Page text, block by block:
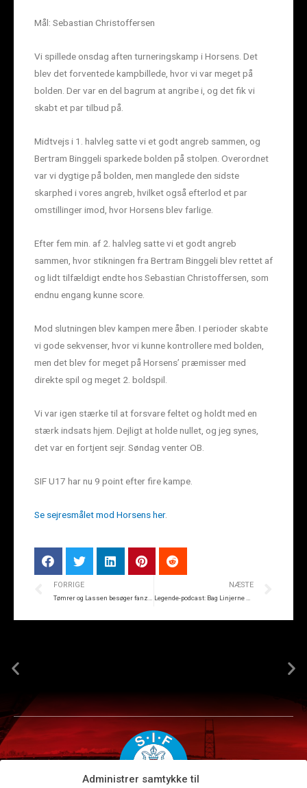
Administrer samtykke til
Mål: Sebastian Christoffersen
Vi spillede onsdag aften turneringskamp i Horsens. Det
blev det forventede kampbillede, hvor vi var meget på
bolden. Der var en del bagrum at angribe i, og det fik vi
skabt et par tilbud på.
Midtvejs i 1. halvleg satte vi et godt angreb sammen, og
Bertram Binggeli sparkede bolden på stolpen. Overordnet
var vi dygtige på bolden, men manglede den sidste
skarphed i vores angreb, hvilket også efterlod et par
omstillinger imod, hvor Horsens blev farlige.
Efter fem min. af 2. halvleg satte vi et godt angreb
sammen, hvor stikningen fra Bertram Binggeli blev rettet af
og lidt tilfældigt endte hos Sebastian Christoffersen, som
endnu engang kunne score.
Mod slutningen blev kampen mere åben. I perioder skabte
vi gode sekvenser, hvor vi kunne kontrollere med bolden,
men det blev for meget på Horsens’ præmisser med
direkte spil og meget 2. boldspil.
Vi var igen stærke til at forsvare feltet og holdt med en
stærk indsats hjem. Dejligt at holde nullet, og jeg synes,
det var en fortjent sejr. Søndag venter OB.
SIF U17 har nu 9 point efter fire kampe.
Se sejresmålet mod Horsens her.
FORRIGE NÆSTE